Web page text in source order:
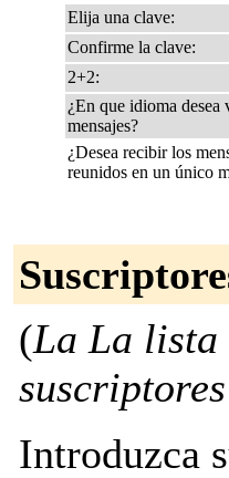
Elija una clave:
Confirme la clave:
2+2:
¿En que idioma desea
mensajes?
¿Desea recibir los
reunidos en un único
(La La lista
Introduzca